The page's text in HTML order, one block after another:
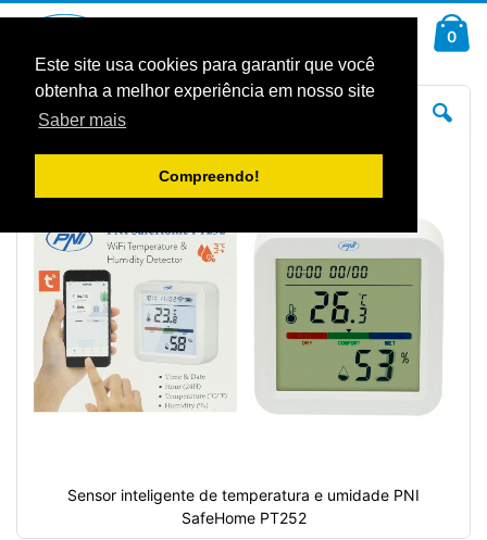
Este site usa cookies para garantir que você
obtenha a melhor experiência em nosso site
Saber mais
Compreendo!
Conteúdo
0
Saltar
Sensor inteligente de temperatura e umidade PNI
SafeHome PT252